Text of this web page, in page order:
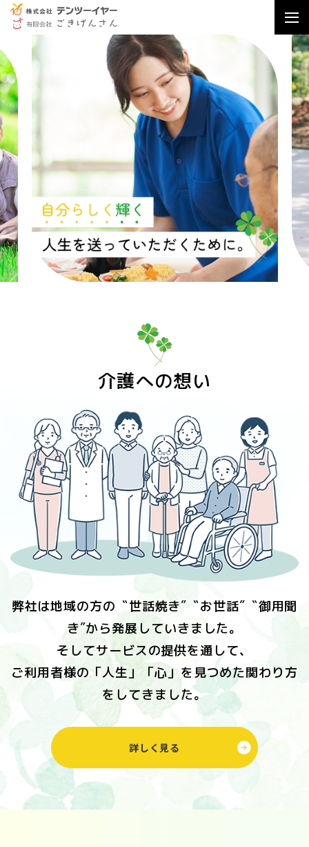
介護への想い
弊社は地域の方の〝世話焼き″〝お世話″〝御用聞
き″から発展していきました。
そしてサービスの提供を通して、
ご利用者様の「人生」「心」を見つめた関わり方
をしてきました。
詳しく見る